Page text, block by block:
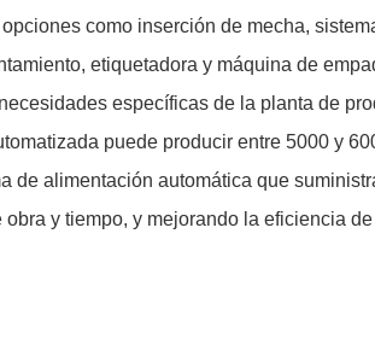
como inserción de mecha,
etiquetadora y máquina de
específicas de la planta de
puede producir entre 5000 y
de alimentación automática que
obra y tiempo, y mejorando la eficiencia